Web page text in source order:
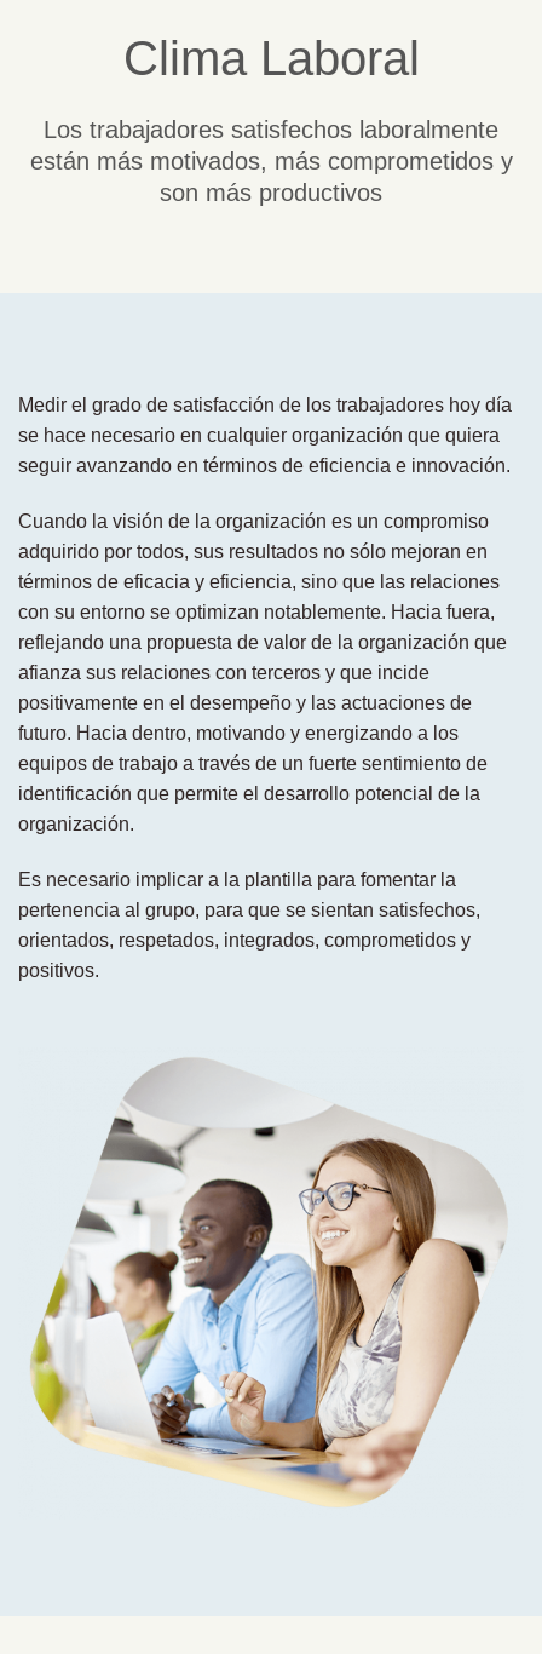
Clima Laboral
Los trabajadores satisfechos laboralmente
están más motivados, más comprometidos y
son más productivos
Medir el grado de satisfacción de los trabajadores hoy día
se hace necesario en cualquier organización que quiera
seguir avanzando en términos de eficiencia e innovación.
Cuando la visión de la organización es un compromiso
adquirido por todos, sus resultados no sólo mejoran en
términos de eficacia y eficiencia, sino que las relaciones
con su entorno se optimizan notablemente. Hacia fuera,
reflejando una propuesta de valor de la organización que
afianza sus relaciones con terceros y que incide
positivamente en el desempeño y las actuaciones de
futuro. Hacia dentro, motivando y energizando a los
equipos de trabajo a través de un fuerte sentimiento de
identificación que permite el desarrollo potencial de la
organización.
Es necesario implicar a la plantilla para fomentar la
pertenencia al grupo, para que se sientan satisfechos,
orientados, respetados, integrados, comprometidos y
positivos.